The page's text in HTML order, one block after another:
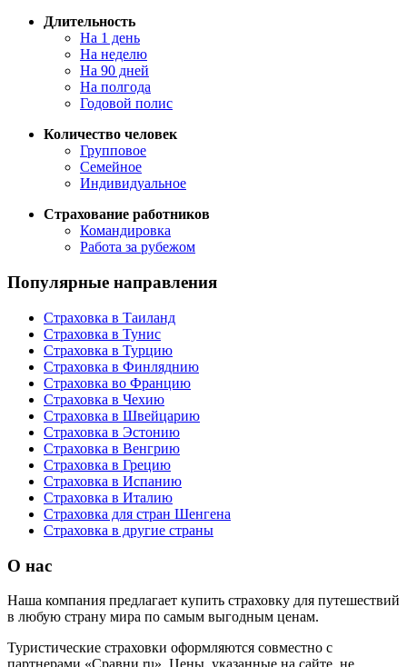
Длительность
На 1 день
На неделю
На 90 дней
На полгода
Годовой полис
Количество человек
Групповое
Семейное
Индивидуальное
Страхование работников
Командировка
Работа за рубежом
Популярные направления
Страховка в Таиланд
Страховка в Тунис
Страховка в Турцию
Страховка в Финляднию
Страховка во Францию
Страховка в Чехию
Страховка в Швейцарию
Страховка в Эстонию
Страховка в Венгрию
Страховка в Грецию
Страховка в Испанию
Страховка в Италию
Страховка для стран Шенгена
Страховка в другие страны
О нас
Наша компания предлагает купить страховку для путешествий
в любую страну мира по самым выгодным ценам.
Туристические страховки оформляются совместно с